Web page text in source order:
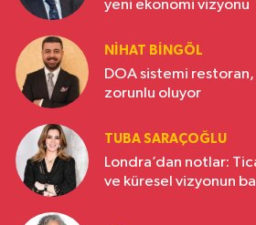
yeni ekonomi vizyonu
NIHAT BINGÖL
DOA sistemi
zorunlu oluyor
TUBA SARAÇOĞLU
Londra’dan notlar:
ve küresel vizyonun